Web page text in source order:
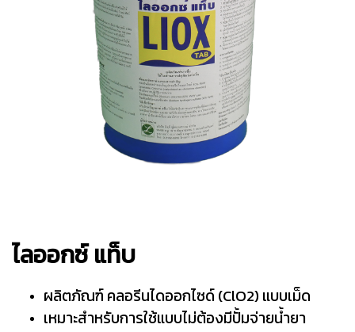
ไลออกซ์ แท็บ
ผลิตภัณฑ์ คลอรีนไดออกไซด์ (ClO2) แบบเม็ด
เหมาะสำหรับการใช้แบบไม่ต้องมีปั้มจ่ายน้ำยา